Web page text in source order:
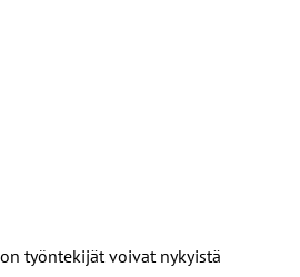
työntekijät voivat nykyistä